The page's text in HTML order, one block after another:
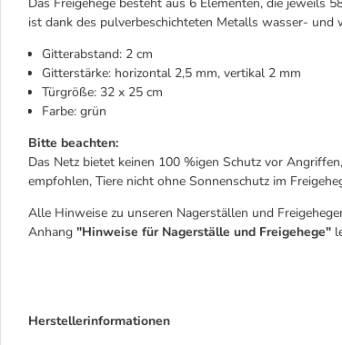
ist dank des pulverbeschichteten Metalls wasser-
Gitterabstand: 2 cm
Gitterstärke: horizontal 2,5 mm, vertikal 2 mm
Türgröße: 32 x 25 cm
Farbe: grün
Bitte beachten:
Das Netz bietet keinen 100 %igen Schutz vor
empfohlen, Tiere nicht ohne Sonnenschutz im
Alle Hinweise zu unseren Nagerställen und
Anhang "Hinweise für Nagerställe und Freigehege"
Herstellerinformationen